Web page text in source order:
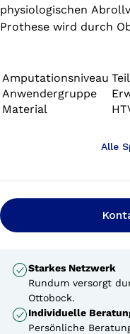
physiologischen
Prothese wird durch
Prothese ist eine
gleichmäßige
Stumpfes möglich.
Amputationsniveau
Anwendergruppe
Material
Alle
Starkes Netzwerk
Rundum versorgt
Ottobock.
Individuelle
Persönliche